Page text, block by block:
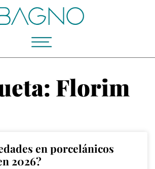
Florim
en porcelánicos
2026?